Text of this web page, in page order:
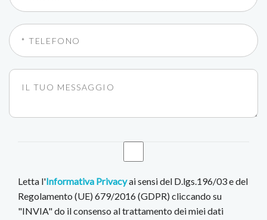
Letta l'Informativa Privacyai sensi del D.lgs.196/03 e del
Regolamento (UE) 679/2016 (GDPR) cliccando su
"INVIA" do il consenso al trattamento dei miei dati